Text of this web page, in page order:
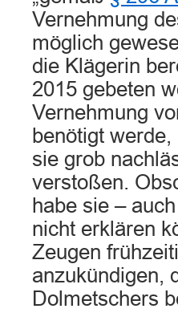
Vernehmung
möglich
die Klägerin
2015 gebeten
Vernehmung
benötigt
sie grob
verstoßen.
habe sie –
nicht erklären
Zeugen
anzukündigen,
Dolmetschers